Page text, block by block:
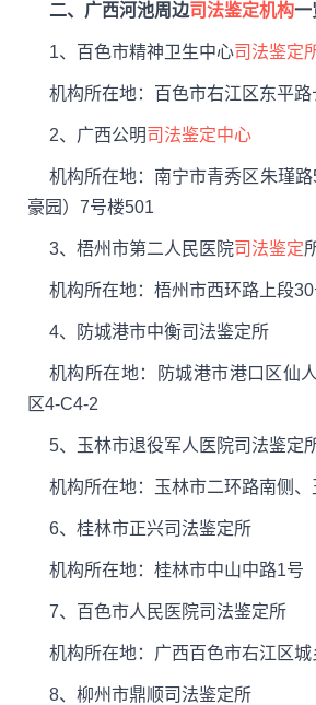
二、广西河池周边司法鉴定机构一
1、百色市精神卫生中心司法鉴定
机构所在地：百色市右江区东平
2、广西公明司法鉴定中心
机构所在地：南宁市青秀区朱瑾
豪园）7号楼501
3、梧州市第二人民医院司法鉴定
机构所在地：梧州市西环路上段30
4、防城港市中衡司法鉴定所
机构所在地：防城港市港口区仙
区4-C4-2
5、玉林市退役军人医院司法鉴定
机构所在地：玉林市二环路南侧、
6、桂林市正兴司法鉴定所
机构所在地：桂林市中山中路1号
7、百色市人民医院司法鉴定所
机构所在地：广西百色市右江区城
8、柳州市鼎顺司法鉴定所